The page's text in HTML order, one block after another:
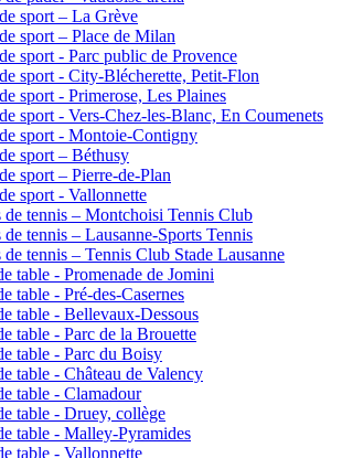
sport – La Grève
sport – Place de Milan
sport - Parc public de Provence
sport - City-Blécherette, Petit-Flon
sport - Primerose, Les Plaines
sport - Vers-Chez-les-Blanc, En Coumenets
sport - Montoie-Contigny
sport – Béthusy
sport – Pierre-de-Plan
sport - Vallonnette
de tennis – Montchoisi Tennis Club
de tennis – Lausanne-Sports Tennis
de tennis – Tennis Club Stade Lausanne
table - Promenade de Jomini
table - Pré-des-Casernes
table - Bellevaux-Dessous
table - Parc de la Brouette
table - Parc du Boisy
table - Château de Valency
table - Clamadour
table - Druey, collège
table - Malley-Pyramides
table - Vallonnette